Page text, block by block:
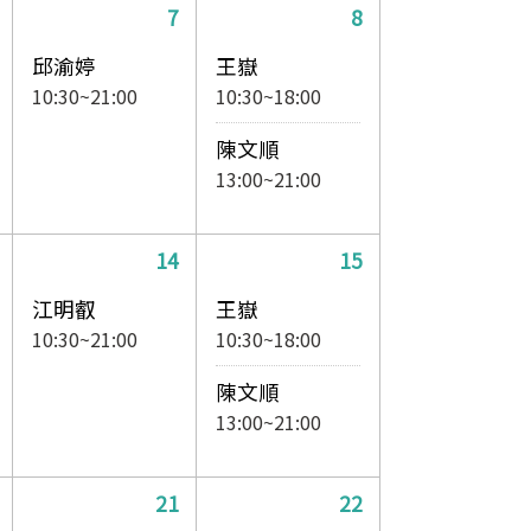
7
邱渝婷
10:30~21:00
8
王嶽
10:30~18:00
陳文順
13:00~21:00
14
江明叡
10:30~21:00
15
王嶽
10:30~18:00
陳文順
13:00~21:00
21
22